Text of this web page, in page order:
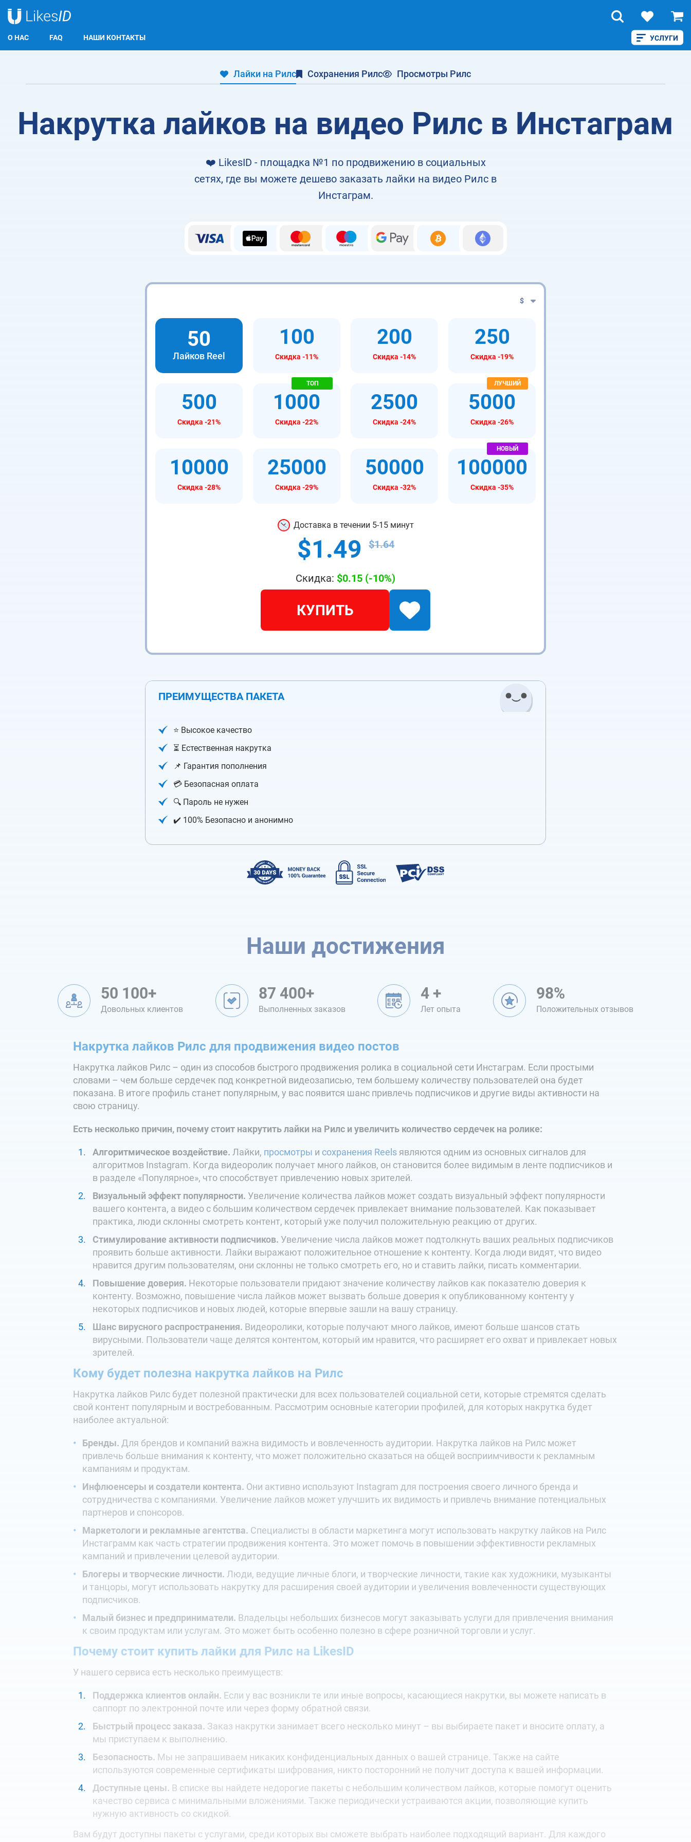
УСЛУГИ
О НАС FAQ НАШИ КОНТАКТЫ
LikesID Instagram Лайки Reels
Лайки на Рилс Сохранения Рилс Просмотры Рилс
Накрутка лайков на видео Рилс в Инстаграм
❤️ LikesID - площадка №1 по продвижению в социальных
сетях, где вы можете дешево заказать лайки на видео Рилс в
Инстаграм.
$
50
Лайков Reel
100
Скидка -11%
200
Скидка -14%
250
Скидка -19%
500
Скидка -21%
1000
Скидка -22%
2500
Скидка -24%
5000
Скидка -26%
10000
Скидка -28%
25000
Скидка -29%
50000
Скидка -32%
100000
Скидка -35%
Доставка в течении 5-15 минут
$1.49 $1.64
Скидка: $0.15 (-10%)
КУПИТЬ
ПРЕИМУЩЕСТВА ПАКЕТА
⭐️ Высокое качество
⏳ Естественная накрутка
📌 Гарантия пополнения
💳 Безопасная оплата
🔍 Пароль не нужен
✔️ 100% Безопасно и анонимно
Наши достижения
50 100+
Довольных клиентов
87 400+
Выполненных заказов
4 +
Лет опыта
98%
Положительных отзывов
Накрутка лайков Рилс для продвижения видео постов
Накрутка лайков Рилс – один из способов быстрого продвижения ролика в социальной сети Инстаграм. Если простыми
словами – чем больше сердечек под конкретной видеозаписью, тем большему количеству пользователей она будет
показана. В итоге профиль станет популярным, у вас появится шанс привлечь подписчиков и другие виды активности на
свою страницу.
Есть несколько причин, почему стоит накрутить лайки на Рилс и увеличить количество сердечек на ролике:
Алгоритмическое воздействие. Лайки, просмотры и сохранения Reels являются одним из основных сигналов для
алгоритмов Instagram. Когда видеоролик получает много лайков, он становится более видимым в ленте подписчиков и
в разделе «Популярное», что способствует привлечению новых зрителей.
Визуальный эффект популярности. Увеличение количества лайков может создать визуальный эффект популярности
вашего контента, а видео с большим количеством сердечек привлекает внимание пользователей. Как показывает
практика, люди склонны смотреть контент, который уже получил положительную реакцию от других.
Стимулирование активности подписчиков. Увеличение числа лайков может подтолкнуть ваших реальных подписчиков
проявить больше активности. Лайки выражают положительное отношение к контенту. Когда люди видят, что видео
нравится другим пользователям, они склонны не только смотреть его, но и ставить лайки, писать комментарии.
Повышение доверия. Некоторые пользователи придают значение количеству лайков как показателю доверия к
контенту. Возможно, повышение числа лайков может вызвать больше доверия к опубликованному контенту у
некоторых подписчиков и новых людей, которые впервые зашли на вашу страницу.
Шанс вирусного распространения. Видеоролики, которые получают много лайков, имеют больше шансов стать
вирусными. Пользователи чаще делятся контентом, который им нравится, что расширяет его охват и привлекает новых
зрителей.
Кому будет полезна накрутка лайков на Рилс
Накрутка лайков Рилс будет полезной практически для всех пользователей социальной сети, которые стремятся сделать
свой контент популярным и востребованным. Рассмотрим основные категории профилей, для которых накрутка будет
наиболее актуальной:
Бренды. Для брендов и компаний важна видимость и вовлеченность аудитории. Накрутка лайков на Рилс может
привлечь больше внимания к контенту, что может положительно сказаться на общей восприимчивости к рекламным
кампаниям и продуктам.
Инфлюенсеры и создатели контента. Они активно используют Instagram для построения своего личного бренда и
сотрудничества с компаниями. Увеличение лайков может улучшить их видимость и привлечь внимание потенциальных
партнеров и спонсоров.
Маркетологи и рекламные агентства. Специалисты в области маркетинга могут использовать накрутку лайков на Рилс
Инстаграмм как часть стратегии продвижения контента. Это может помочь в повышении эффективности рекламных
кампаний и привлечении целевой аудитории.
Блогеры и творческие личности. Люди, ведущие личные блоги, и творческие личности, такие как художники, музыканты
и танцоры, могут использовать накрутку для расширения своей аудитории и увеличения вовлеченности существующих
подписчиков.
Малый бизнес и предприниматели. Владельцы небольших бизнесов могут заказывать услуги для привлечения внимания
к своим продуктам или услугам. Это может быть особенно полезно в сфере розничной торговли и услуг.
Почему стоит купить лайки для Рилс на LikesID
У нашего сервиса есть несколько преимуществ:
Поддержка клиентов онлайн. Если у вас возникли те или иные вопросы, касающиеся накрутки, вы можете написать в
саппорт по электронной почте или через форму обратной связи.
Быстрый процесс заказа. Заказ накрутки занимает всего несколько минут – вы выбираете пакет и вносите оплату, а
мы приступаем к выполнению.
Безопасность. Мы не запрашиваем никаких конфиденциальных данных о вашей странице. Также на сайте
используются современные сертификаты шифрования, никто посторонний не получит доступа к вашей информации.
Доступные цены. В списке вы найдете недорогие пакеты с небольшим количеством лайков, которые помогут оценить
качество сервиса с минимальными вложениями. Также периодически устраиваются акции, позволяющие купить
нужную активность со скидкой.
Вам будут доступны пакеты с услугами, среди которых вы сможете выбрать наиболее подходящий вариант. Для каждого